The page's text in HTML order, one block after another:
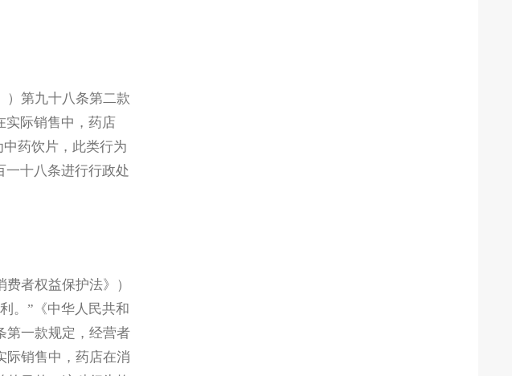
）第九十八条第二款
实际销售中，药店
中药饮片，此类行为
一十八条进行行政处
者权益保护法》）
。”《中华人民共和
第一款规定，经营者
际销售中，药店在消